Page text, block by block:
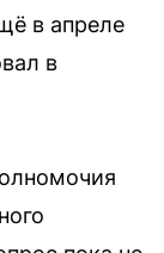
в апреле
в